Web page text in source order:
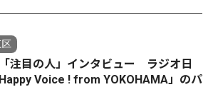
注目の人」インタビュー ラジオ日
Voice ! from YOKOHAMA」のパ